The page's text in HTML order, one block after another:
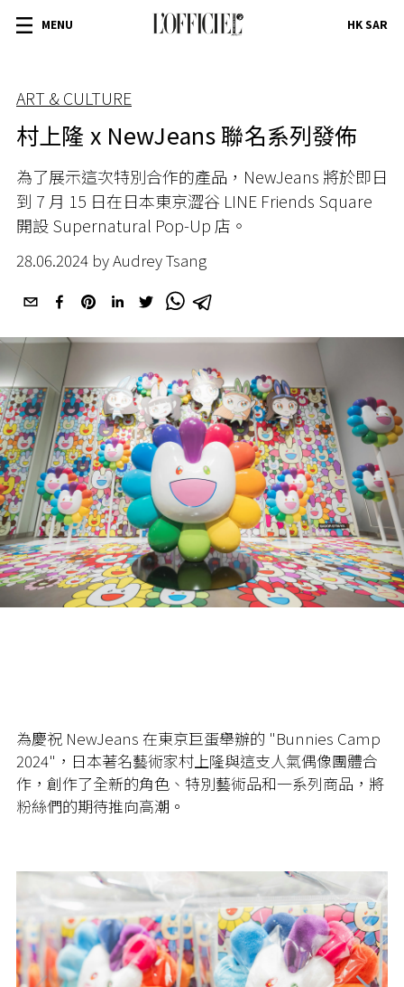
MENU HK SAR
ART & CULTURE
村上隆 x NewJeans 聯名系列發佈
為了展示這次特別合作的產品， NewJeans 將於即日
到 7 月 15 日在日本東京澀谷 LINE Friends Square
開設Supernatural Pop-Up 店。
28.06.2024 by Audrey Tsang
為慶祝 NewJeans 在東京巨蛋舉辦的 "Bunnies Camp
2024" ，日本著名藝術家村上隆與這支人氣偶像團體合
作，創作了全新的角色、特別藝術品和一系列商品，將
粉絲們的期待推向高潮。